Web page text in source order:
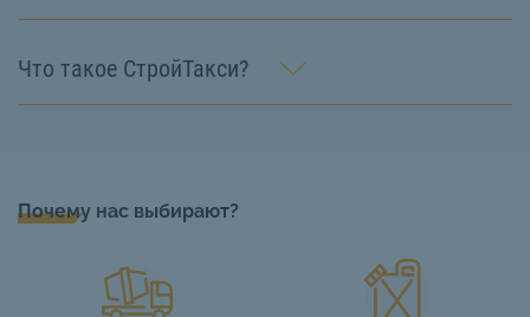
Что такое СтройТакси?
Почему нас выбирают?